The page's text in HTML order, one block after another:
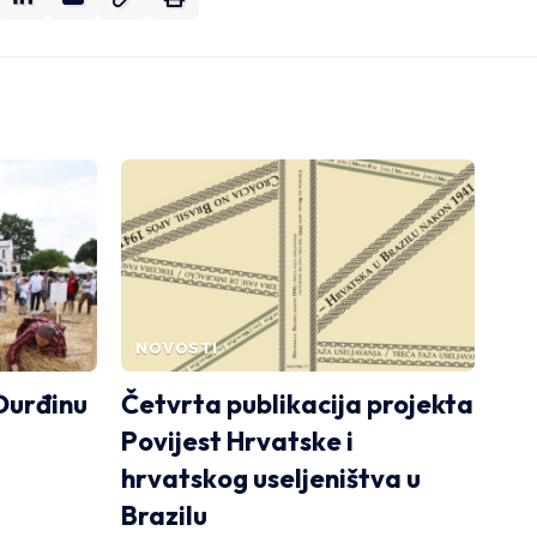
NOVOSTI
Četvrta publikacija projekta
Povijest Hrvatske i
hrvatskog useljeništva u
Brazilu